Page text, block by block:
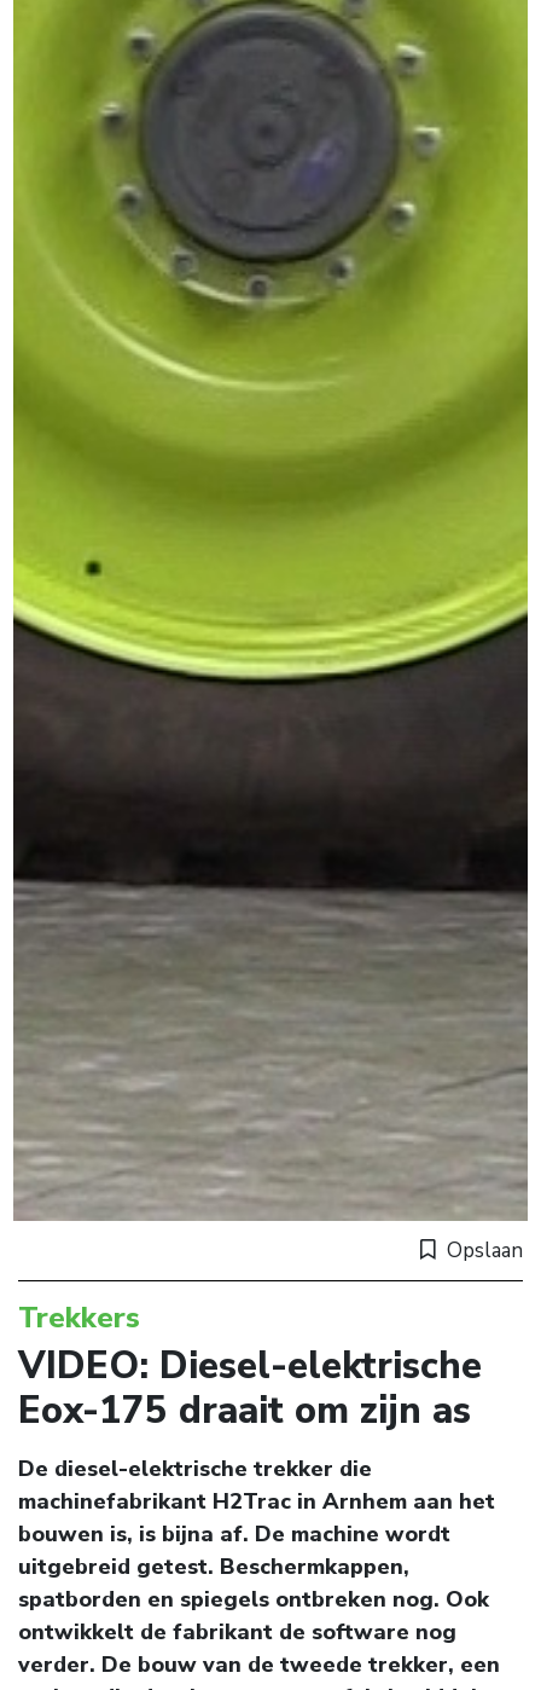
Opslaan
Trekkers
VIDEO: Diesel-elektrische
Eox-175 draait om zijn as
De diesel-elektrische trekker die
machinefabrikant H2Trac in Arnhem aan het
bouwen is, is bijna af. De machine wordt
uitgebreid getest. Beschermkappen,
spatborden en spiegels ontbreken nog. Ook
ontwikkelt de fabrikant de software nog
verder. De bouw van de tweede trekker, een